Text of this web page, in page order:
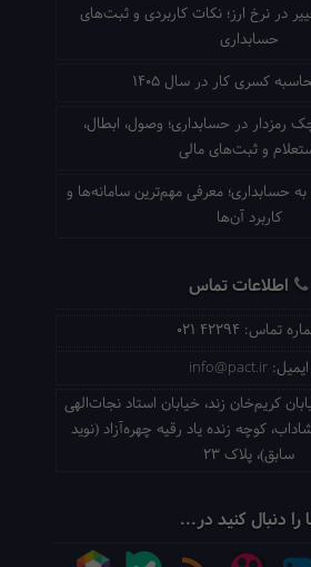
در نرخ ارز؛ نکات کاربردی و ثبت‌های
حسابداری
کسری کار در سال ۱۴۰۵
رمزدار در حسابداری؛ وصول، ابطال،
و ثبت‌های مالی
حسابداری؛ معرفی مهم‌ترین سامانه‌ها و
کاربرد آن‌ها
اطلاعات تماس
تماس: 021 42294
ایمیل: info@pact.ir
کریم‌خان زند، خیابان استاد نجات‌الهی
کوچه زنده یاد رقیه چهره‌آزاد (نوید
سابق)، پلاک 23
را دنبال کنید در...